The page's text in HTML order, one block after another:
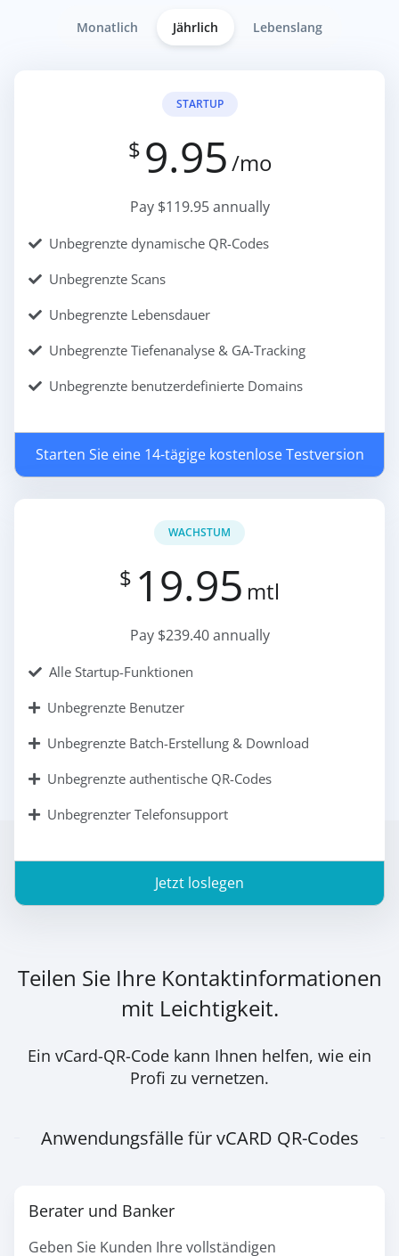
Monatlich Jährlich Lebenslang
STARTUP
$ 9.95/mo
Pay $119.95 annually
Unbegrenzte dynamische QR-Codes
Unbegrenzte Scans
Unbegrenzte Lebensdauer
Unbegrenzte Tiefenanalyse & GA-Tracking
Unbegrenzte benutzerdefinierte Domains
Starten Sie eine 14-tägige kostenlose Testversion
WACHSTUM
$ 19.95 mtl
Pay $239.40 annually
Alle Startup-Funktionen
Unbegrenzte Benutzer
Unbegrenzte Batch-Erstellung & Download
Unbegrenzte authentische QR-Codes
Unbegrenzter Telefonsupport
Jetzt loslegen
Teilen Sie Ihre Kontaktinformationen
mit Leichtigkeit.
Ein vCard-QR-Code kann Ihnen helfen, wie ein
Profi zu vernetzen.
Anwendungsfälle für vCARD QR-Codes
Berater und Banker
Geben Sie Kunden Ihre vollständigen